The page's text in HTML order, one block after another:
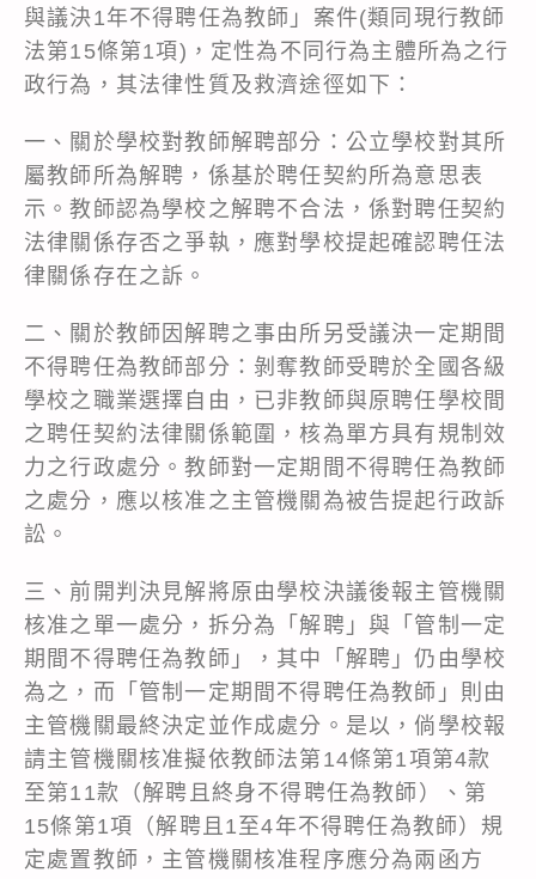
與議決1年不得聘任為教師」案件(類同現行教師
法第15條第1項)，定性為不同行為主體所為之行
政行為，其法律性質及救濟途徑如下：
一、關於學校對教師解聘部分：公立學校對其所
屬教師所為解聘，係基於聘任契約所為意思表
示。教師認為學校之解聘不合法，係對聘任契約
法律關係存否之爭執，應對學校提起確認聘任法
律關係存在之訴。
二、關於教師因解聘之事由所另受議決一定期間
不得聘任為教師部分：剝奪教師受聘於全國各級
學校之職業選擇自由，已非教師與原聘任學校間
之聘任契約法律關係範圍，核為單方具有規制效
力之行政處分。教師對一定期間不得聘任為教師
之處分，應以核准之主管機關為被告提起行政訴
訟。
三、前開判決見解將原由學校決議後報主管機關
核准之單一處分，拆分為「解聘」與「管制一定
期間不得聘任為教師」，其中「解聘」仍由學校
為之，而「管制一定期間不得聘任為教師」則由
主管機關最終決定並作成處分。是以，倘學校報
請主管機關核准擬依教師法第14條第1項第4款
至第11款（解聘且終身不得聘任為教師）、第
15條第1項（解聘且1至4年不得聘任為教師）規
定處置教師，主管機關核准程序應分為兩函方